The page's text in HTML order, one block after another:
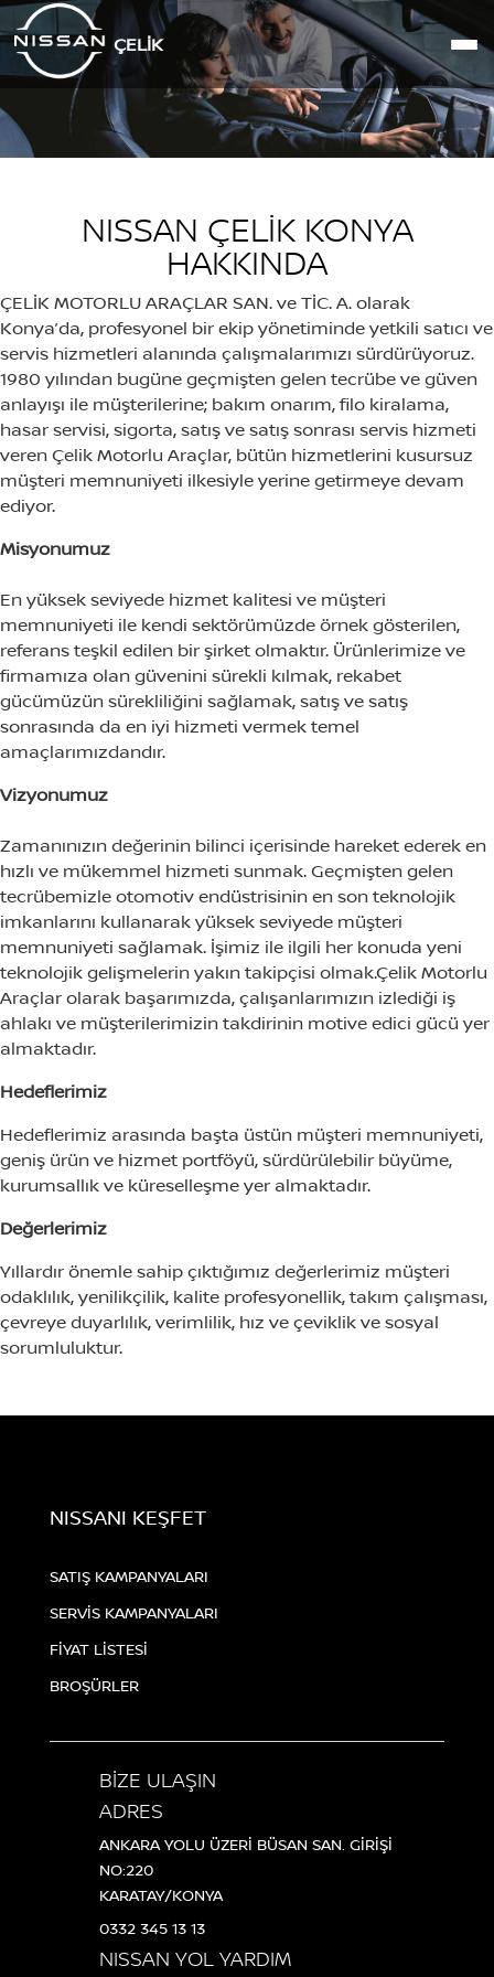
ÇELIK
NISSAN ÇELİK KONYA
HAKKINDA
ÇELİK MOTORLU ARAÇLAR SAN. ve TİC. A. olarak
Konya’da, profesyonel bir ekip yönetiminde yetkili satıcı ve
servis hizmetleri alanında çalışmalarımızı sürdürüyoruz.
1980 yılından bugüne geçmişten gelen tecrübe ve güven
anlayışı ile müşterilerine; bakım onarım, filo kiralama,
hasar servisi, sigorta, satış ve satış sonrası servis hizmeti
veren Çelik Motorlu Araçlar, bütün hizmetlerini kusursuz
müşteri memnuniyeti ilkesiyle yerine getirmeye devam
ediyor.
Misyonumuz
En yüksek seviyede hizmet kalitesi ve müşteri
memnuniyeti ile kendi sektörümüzde örnek gösterilen,
referans teşkil edilen bir şirket olmaktır. Ürünlerimize ve
firmamıza olan güvenini sürekli kılmak, rekabet
gücümüzün sürekliliğini sağlamak, satış ve satış
sonrasında da en iyi hizmeti vermek temel
amaçlarımızdandır.
Vizyonumuz
Zamanınızın değerinin bilinci içerisinde hareket ederek en
hızlı ve mükemmel hizmeti sunmak. Geçmişten gelen
tecrübemizle otomotiv endüstrisinin en son teknolojik
imkanlarını kullanarak yüksek seviyede müşteri
memnuniyeti sağlamak. İşimiz ile ilgili her konuda yeni
teknolojik gelişmelerin yakın takipçisi olmak.Çelik Motorlu
Araçlar olarak başarımızda, çalışanlarımızın izlediği iş
ahlakı ve müşterilerimizin takdirinin motive edici gücü yer
almaktadır.
Hedeflerimiz
Hedeflerimiz arasında başta üstün müşteri memnuniyeti,
geniş ürün ve hizmet portföyü, sürdürülebilir büyüme,
kurumsallık ve küreselleşme yer almaktadır.
Değerlerimiz
Yıllardır önemle sahip çıktığımız değerlerimiz müşteri
odaklılık, yenilikçilik, kalite profesyonellik, takım çalışması,
çevreye duyarlılık, verimlilik, hız ve çeviklik ve sosyal
sorumluluktur.
NISSANI KEŞFET
SATIŞ KAMPANYALARI
SERVİS KAMPANYALARI
FİYAT LİSTESİ
BROŞÜRLER
BİZE ULAŞIN
ADRES
ANKARA YOLU ÜZERİ BÜSAN SAN. GİRİŞİ
NO:220
KARATAY/KONYA
0332 345 13 13
NISSAN YOL YARDIM